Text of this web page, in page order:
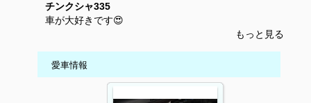
チンクシャ335
車が大好きです😍
もっと見る
愛車情報